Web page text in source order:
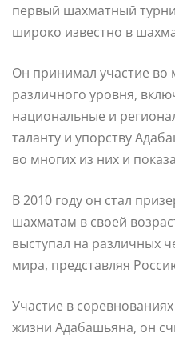
первый шахматный
широко известно в
Он принимал участие во
различного уровня,
национальные и
таланту и упорству
во многих из них и
В 2010 году он стал
шахматам в своей
выступал на различных
мира, представляя
Участие в
жизни Адабашьяна, он